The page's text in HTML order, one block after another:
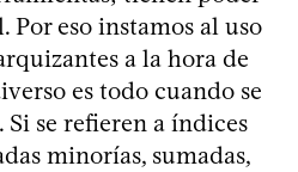
Por eso instamos al uso
a la hora de
es todo cuando se
se refieren a índices
minorías, sumadas,